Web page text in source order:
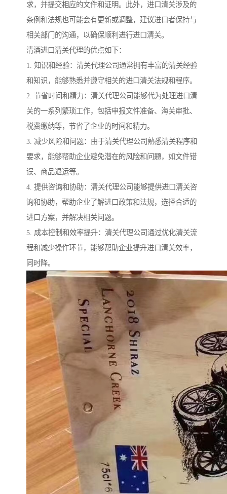
求，并提交相应的文件和证明。此外，进口清关涉及的
条例和法规也可能会有更新或调整，建议进口者保持与
相关部门的沟通，以确保顺利进行进口清关。
清酒进口清关代理的优点如下：
1. 知识和经验：清关代理公司通常拥有丰富的清关经验
和知识，能够熟悉并遵守相关的进口清关法规和程序。
2. 节省时间和精力：清关代理公司能够代为处理进口清
关的一系列繁琐工作，包括申报文件准备、海关审批、
税费缴纳等，节省了企业的时间和精力。
3. 减少风险和问题：由于清关代理公司熟悉清关程序和
要求，能够帮助企业避免潜在的风险和问题，如文件错
误、商品退运等。
4. 提供咨询和协助：清关代理公司能够提供进口清关咨
询和协助，帮助企业了解进口政策和法规，选择合适的
进口方案，并解决相关问题。
5. 成本控制和效率提升：清关代理公司通过优化清关流
程和减少操作环节，能够帮助企业提升进口清关效率，
同时降。